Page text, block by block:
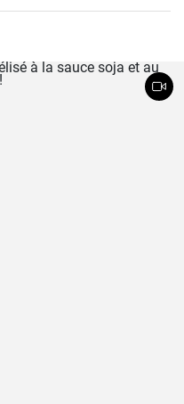
et saine à la fois,